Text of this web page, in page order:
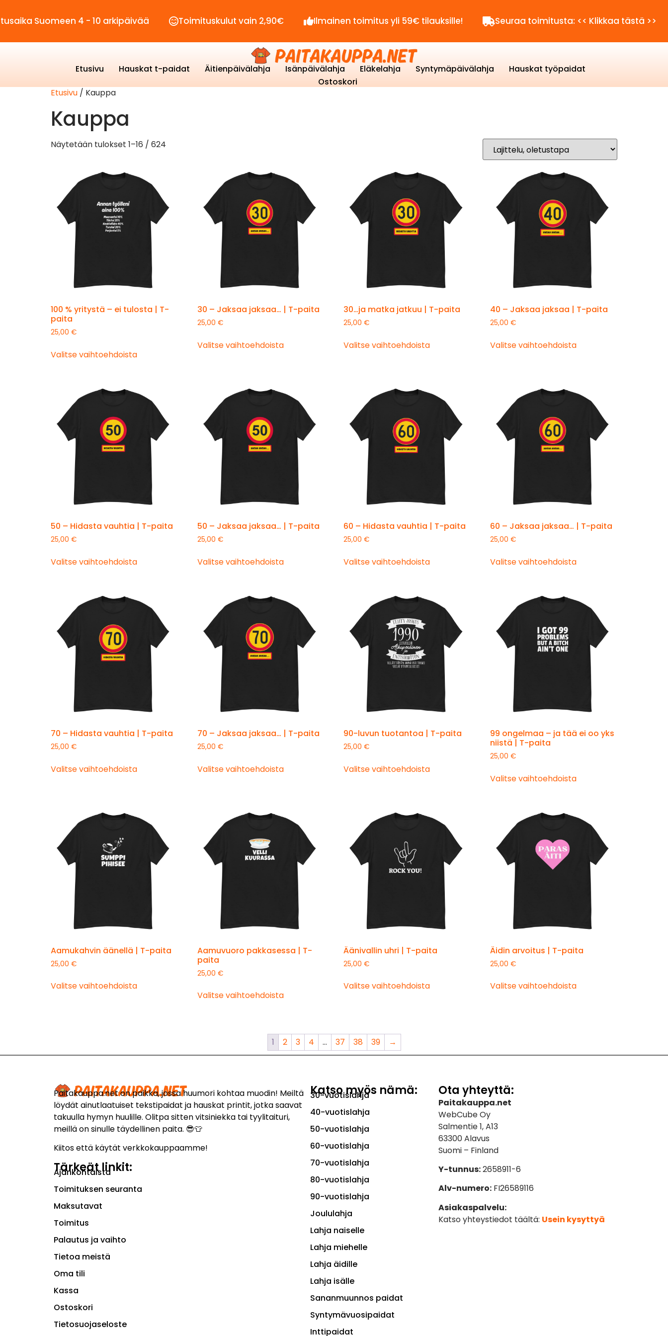
Suomeen 4 - 10 arkipäivää Toimituskulut vain 2,90€ Ilmainen toimitus yli 59€ tilauksille! Seuraa toimitusta: << Klikkaa tästä >>
Etusivu Hauskat t-paidat Äitienpäivälahja Isänpäivälahja Eläkelahja Syntymäpäivälahja
Hauskat työpaidat
Ostoskori
Etusivu / Kauppa
Kauppa
Näytetään tulokset 1–16 / 624
100 % yritystä – ei tulosta | T-
paita
25,00 €
Valitse vaihtoehdoista
30 – Jaksaa jaksaa… | T-paita
25,00 €
Valitse vaihtoehdoista
30…ja matka jatkuu | T-paita
25,00€
Valitse vaihtoehdoista
40 – Jaksaa jaksaa | T-paita
25,00€
Valitse vaihtoehdoista
50 – Hidasta vauhtia | T-paita
25,00 €
Valitse vaihtoehdoista
50 – Jaksaa jaksaa… | T-paita
25,00 €
Valitse vaihtoehdoista
60 – Hidasta vauhtia | T-paita
25,00€
Valitse vaihtoehdoista
60 – Jaksaa jaksaa… | T-paita
25,00€
Valitse vaihtoehdoista
70 – Hidasta vauhtia | T-paita
25,00 €
Valitse vaihtoehdoista
70 – Jaksaa jaksaa… | T-paita
25,00 €
Valitse vaihtoehdoista
90-luvun tuotantoa | T-paita
25,00€
Valitse vaihtoehdoista
99 ongelmaa – ja tää ei oo yks
niistä | T-paita
25,00€
Valitse vaihtoehdoista
Aamukahvin äänellä | T-paita
25,00 €
Valitse vaihtoehdoista
Aamuvuoro pakkasessa | T-
paita
25,00 €
Valitse vaihtoehdoista
Äänivallin uhri | T-paita
25,00€
Valitse vaihtoehdoista
Äidin arvoitus | T-paita
25,00€
Valitse vaihtoehdoista
1 2 3 4 … 37 38 39 →
Paitakauppa.net on paikka, jossa huumori kohtaa muodin! Meiltä
löydät ainutlaatuiset tekstipaidat ja hauskat printit, jotka saavat
takuulla hymyn huulille. Olitpa sitten vitsiniekka tai tyylitaituri,
meillä on sinulle täydellinen paita. 😎👕
Kiitos että käytät verkkokauppaamme!
Tärkeät linkit:
Ajankohtaista
Toimituksen seuranta
Maksutavat
Toimitus
Palautus ja vaihto
Tietoa meistä
Oma tili
Kassa
Ostoskori
Tietosuojaseloste
Katso myös nämä:
30-vuotislahja
40-vuotislahja
50-vuotislahja
60-vuotislahja
70-vuotislahja
80-vuotislahja
90-vuotislahja
Joululahja
Lahja naiselle
Lahja miehelle
Lahja äidille
Lahja isälle
Sananmuunnos paidat
Syntymävuosipaidat
Inttipaidat
Ota yhteyttä:
Paitakauppa.net
WebCube Oy
Salmentie 1, A13
63300 Alavus
Suomi – Finland
Y-tunnus:2658911-6
Alv-numero: FI26589116
Asiakaspalvelu:
Katso yhteystiedot täältä: Usein kysyttyä